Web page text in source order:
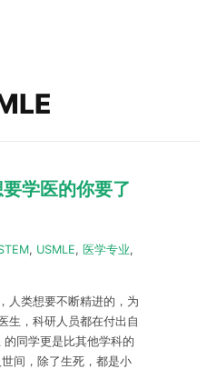
要学医的你要了
, USMLE, 医学专业,
人类想要不断精进的，为
生，科研人员都在付出自
同学更是比其他学科的
间，除了生死，都是小